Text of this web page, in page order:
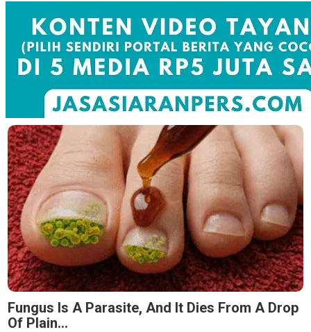
Fungus Is A Parasite, And It Dies From A Drop
Of Plain...